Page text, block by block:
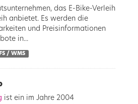
das E-Bike-Verleih
anbietet. Es werden die
und Preisinformationen
in...
/ WMS
ist ein im Jahre 2004